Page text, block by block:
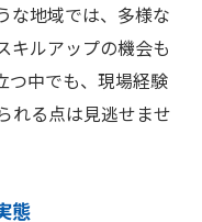
な地域では、多様な
キルアップの機会も
つ中でも、現場経験
れる点は見逃せませ
態